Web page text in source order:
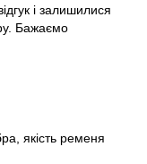
і залишилися
Бажаємо
якість ременя